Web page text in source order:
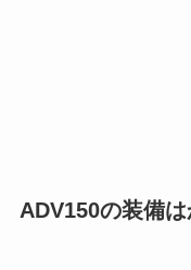
ADV150の装備